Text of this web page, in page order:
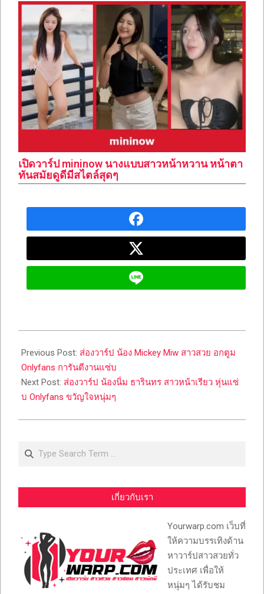
เปิดวาร์ป mininow นางแบบสาวหน้าหวาน หน้าตา
ทันสมัยดูดีมีสไตล์สุดๆ
04-
05
Previous Post: ส่องวาร์ป น้อง Mickey Miw สาวสวย อกตูม
Onlyfans การันตีงานแซ่บ
Next Post: ส่องวาร์ป น้องนิ่ม ธารินทร สาวหน้าเรียว หุ่นแซ่
บ Onlyfans ขวัญใจหนุ่มๆ
Search
เกี่ยวกับเรา
Yourwarp.com เว็บที่
ให้ความบรรเทิงด้าน
หาวาร์ปสาวสวยทั่ว
ประเทศ เพื่อให้
หนุ่มๆ ได้รับชม